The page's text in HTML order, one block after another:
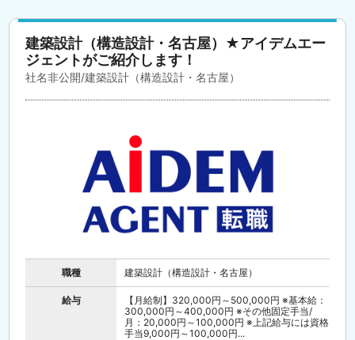
建築設計（構造設計・名古屋）★アイデムエー
ジェントがご紹介します！
社名非公開/建築設計（構造設計・名古屋）
職種 建築設計（構造設計・名古屋）
給与
【月給制】320,000円～500,000円 ※基本給：
300,000円～400,000円 ※その他固定手当/
月：20,000円～100,000円 ※上記給与には資格
手当9,000円～100,000円...